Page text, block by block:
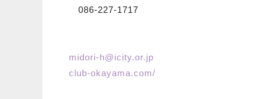
086-227-1717
midori-h@icity.or.jp
club-okayama.com/